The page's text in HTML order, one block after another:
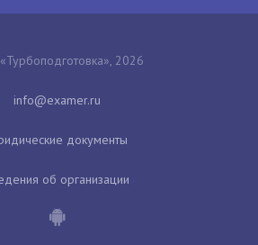
2026
документы
об организации